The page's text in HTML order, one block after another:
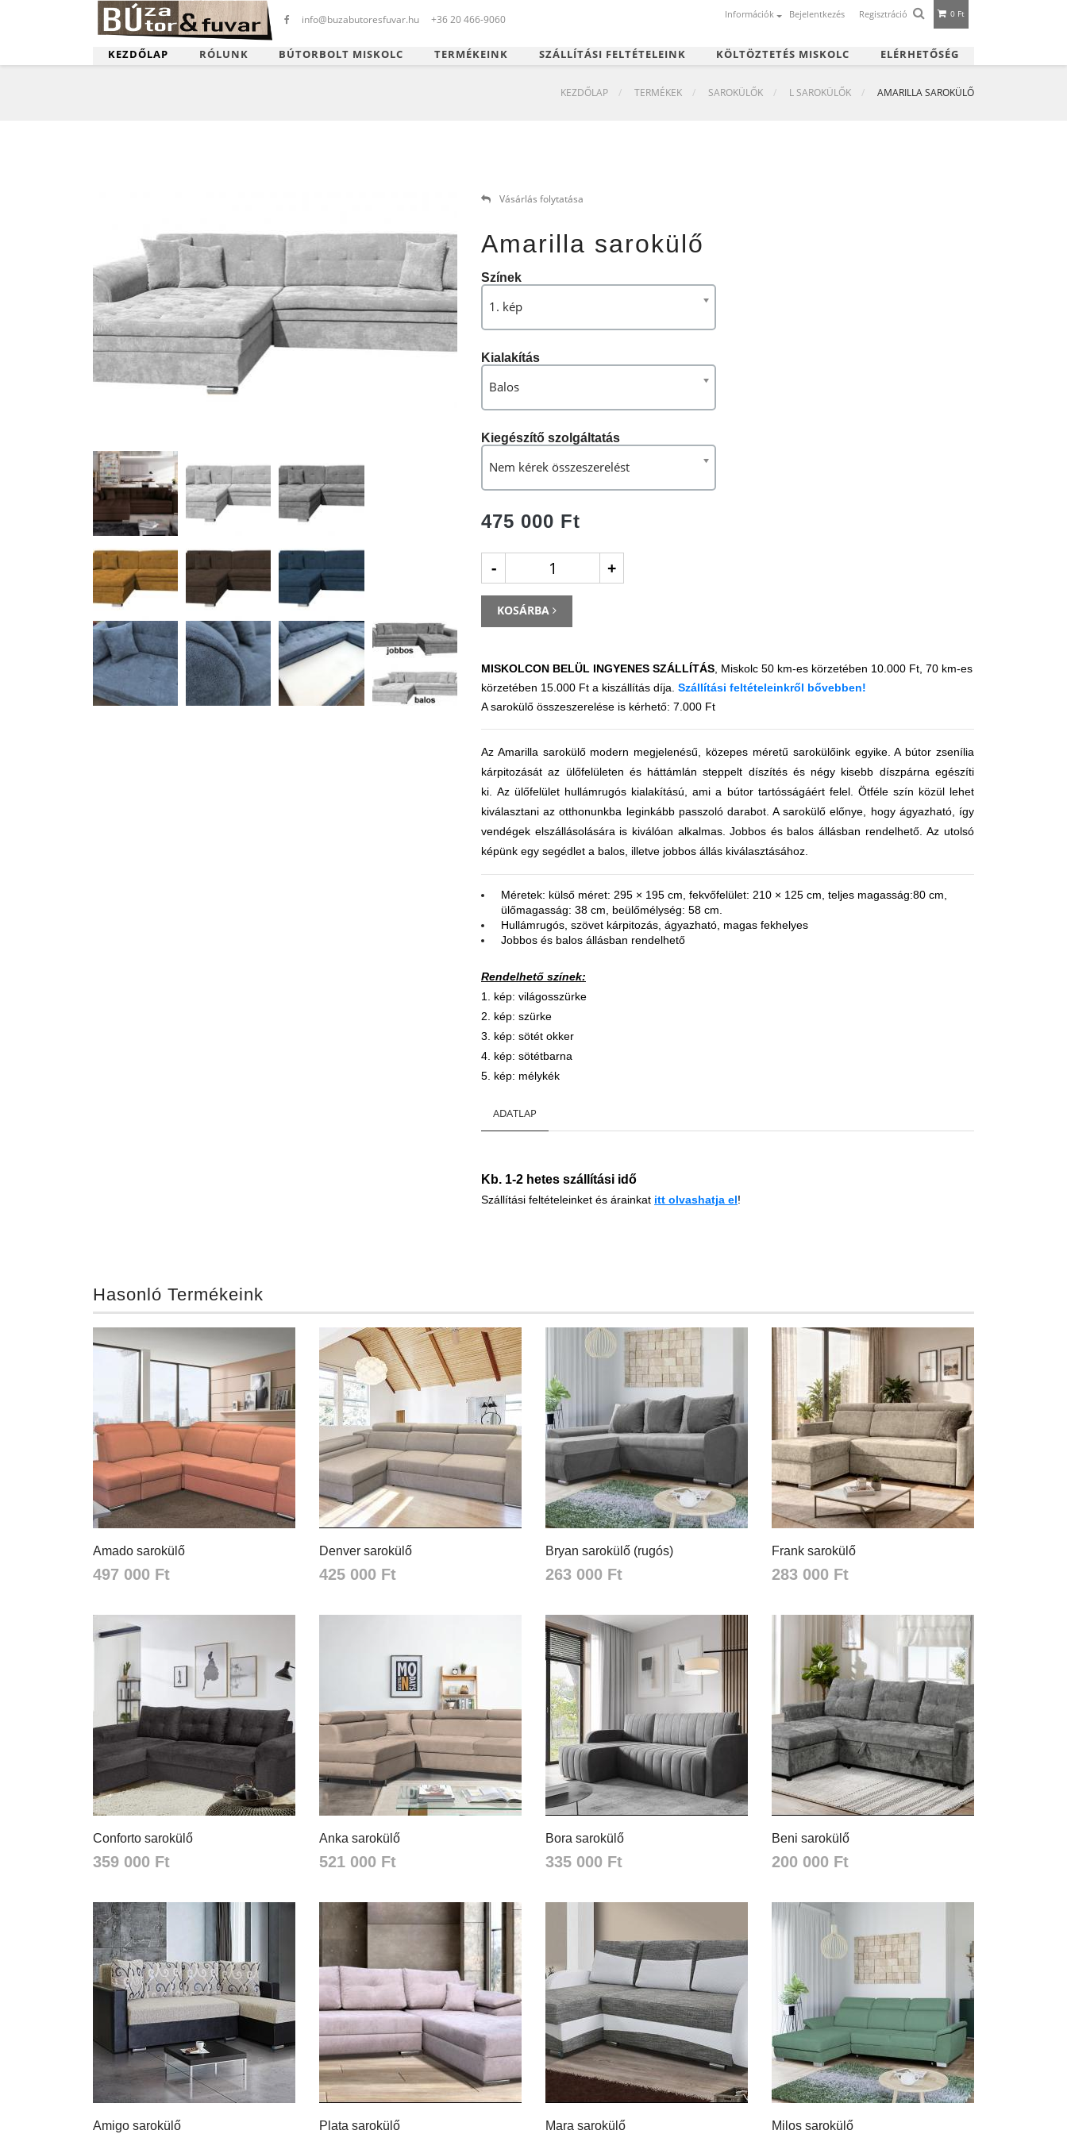
info@buzabutoresfuvar.hu +36 20 466-9060 Információk Bejelentkezés Regisztráció 0 Ft
KEZDŐLAP RÓLUNK BÚTORBOLT MISKOLC TERMÉKEINK SZÁLLÍTÁSI FELTÉTELEINK KÖLTÖZTETÉS MISKOLC ELÉRHETŐSÉG
KEZDŐLAP TERMÉKEK SAROKÜLŐK L SAROKÜLŐK AMARILLA SAROKÜLŐ
Vásárlás folytatása
Amarilla sarokülő
Színek
1. kép
Kialakítás
Balos
Kiegészítő szolgáltatás
Nem kérek összeszerelést
475 000 Ft
- +
KOSÁRBA
MISKOLCON BELÜL INGYENES SZÁLLÍTÁS, Miskolc 50 km-es körzetében 10.000 Ft, 70 km-es
körzetében 15.000 Ft a kiszállítás díja. Szállítási feltételeinkről bővebben!
A sarokülő összeszerelése is kérhető: 7.000 Ft
Az Amarilla sarokülő modern megjelenésű, közepes méretű sarokülőink egyike. A bútor zsenília
kárpitozását az ülőfelületen és háttámlán steppelt díszítés és négy kisebb díszpárna egészíti
ki. Az ülőfelület hullámrugós kialakítású, ami a bútor tartósságáért felel. Ötféle szín közül lehet
kiválasztani az otthonunkba leginkább passzoló darabot. A sarokülő előnye, hogy ágyazható, így
vendégek elszállásolására is kiválóan alkalmas. Jobbos és balos állásban rendelhető. Az utolsó
képünk egy segédlet a balos, illetve jobbos állás kiválasztásához.
Méretek: külső méret: 295 × 195 cm, fekvőfelület: 210 × 125 cm, teljes magasság:80 cm,
ülőmagasság: 38 cm, beülőmélység: 58 cm.
Hullámrugós, szövet kárpitozás, ágyazható, magas fekhelyes
Jobbos és balos állásban rendelhető
Rendelhető színek:
1. kép: világosszürke
2. kép: szürke
3. kép: sötét okker
4. kép: sötétbarna
5. kép: mélykék
ADATLAP
Kb. 1-2 hetes szállítási idő
Szállítási feltételeinket és árainkat itt olvashatja el!
Hasonló Termékeink
Amado sarokülő
497 000 Ft
Denver sarokülő
425 000 Ft
Bryan sarokülő (rugós)
263 000 Ft
Frank sarokülő
283 000 Ft
Conforto sarokülő
359 000 Ft
Anka sarokülő
521 000 Ft
Bora sarokülő
335 000 Ft
Beni sarokülő
200 000 Ft
Amigo sarokülő Plata sarokülő Mara sarokülő Milos sarokülő